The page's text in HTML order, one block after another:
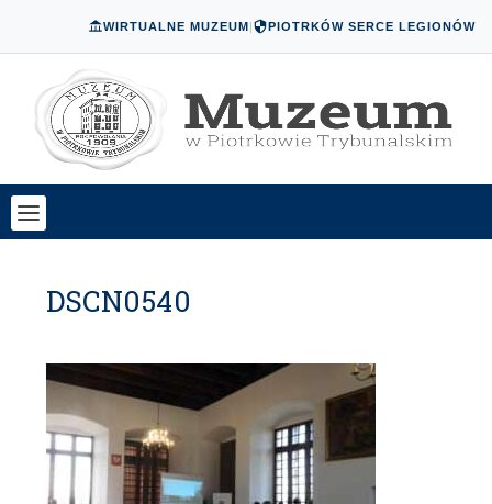
WIRTUALNE MUZEUM| PIOTRKÓW SERCE LEGIONÓW
DSCN0540